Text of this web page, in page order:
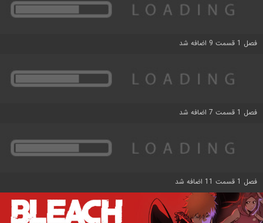
فصل 1 قسمت 9 اضافه شد
فصل 1 قسمت 7 اضافه شد
فصل 1 قسمت 11 اضافه شد